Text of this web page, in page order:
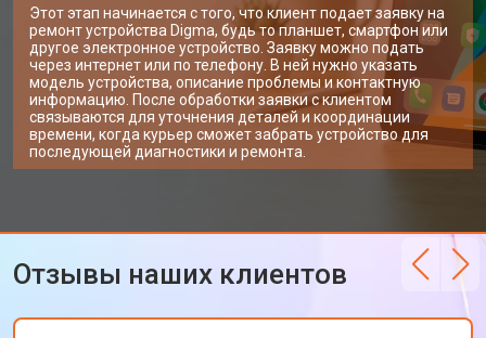
Этот этап начинается с того, что клиент подает заявку на
ремонт устройства Digma, будь то планшет, смартфон или
другое электронное устройство. Заявку можно подать
через интернет или по телефону. В ней нужно указать
модель устройства, описание проблемы и контактную
информацию. После обработки заявки с клиентом
связываются для уточнения деталей и координации
времени, когда курьер сможет забрать устройство для
последующей диагностики и ремонта.
Отзывы наших клиентов